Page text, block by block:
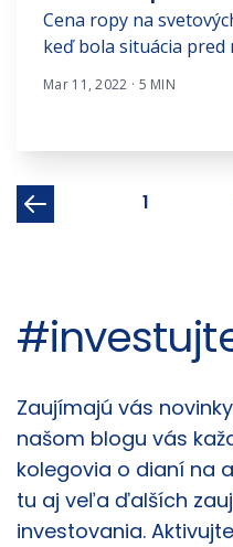
Cena ropy na
keď bola situácia pred
Mar 11, 2022 · 5 MIN
1
Články
Zaujímajú vás
našom blogu vás
kolegovia o dianí na
tu aj veľa ďalších
investovania.